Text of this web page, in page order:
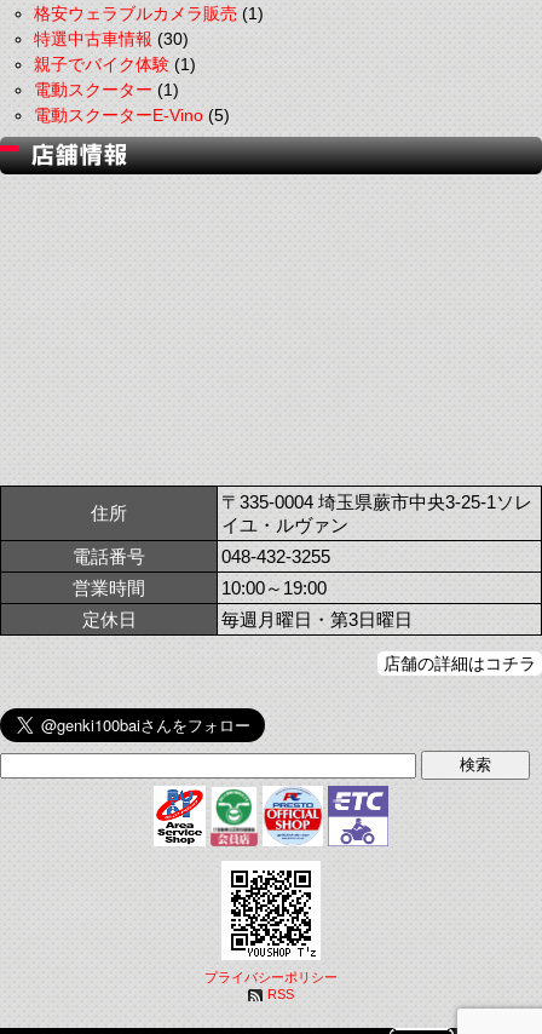
格安ウェラブルカメラ販売(1)
特選中古車情報(30)
親子でバイク体験(1)
電動スクーター(1)
電動スクーターE-Vino(5)
住所
〒335-0004 埼玉県蕨市中央3-25-1ソレ
イユ・ルヴァン
電話番号
048-432-3255
営業時間
10:00～19:00
定休日
毎週月曜日・第3日曜日
店舗の詳細はコチラ
プライバシーポリシー
RSS